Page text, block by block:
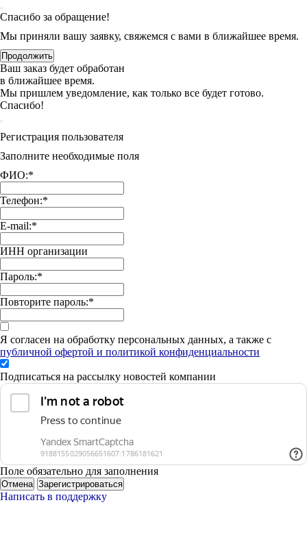
Спасибо за обращение!
Мы приняли вашу заявку, свяжемся с вами в ближайшее время.
Продолжить
Ваш заказ будет обработан
в ближайшее время.
Мы пришлем уведомление, как только все будет готово.
Спасибо!
Регистрация пользователя
Заполните необходимые поля
ФИО:*
Телефон:*
E-mail:*
ИНН организации
Пароль:*
Повторите пароль:*
Я согласен на обработку персональных данных, а также с
публичной офертой и политикой конфиденциальности
Подписаться на рассылку новостей компании
Поле обязательно для заполнения
Отмена Зарегистрироваться
Написать в поддержку